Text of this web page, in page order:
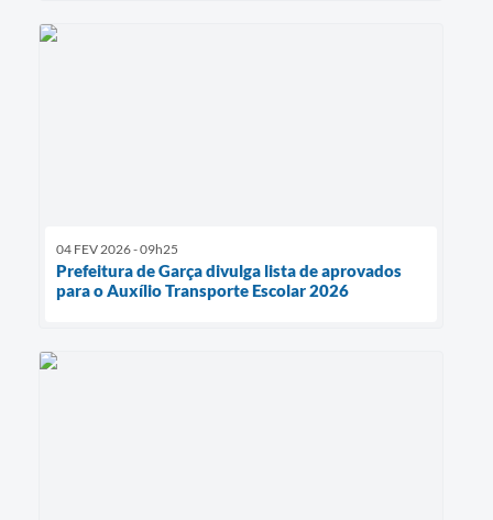
04 FEV 2026 - 09h25
Prefeitura de Garça divulga lista de aprovados
para o Auxílio Transporte Escolar 2026